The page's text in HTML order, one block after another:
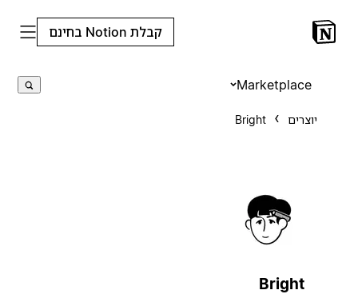
קבלת Notion בחינם
Marketplace
Bright
Bright